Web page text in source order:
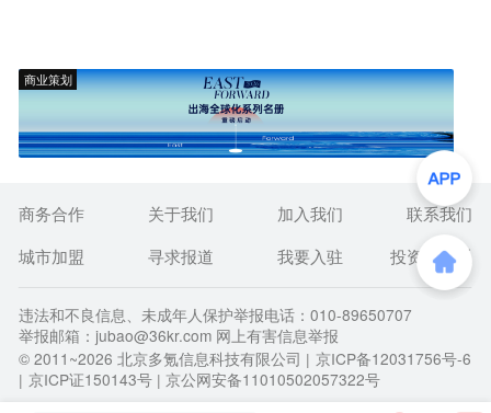
商业策划
商务合作 关于我们 加入我们
联系我们
城市加盟
寻求报道 我要入驻 投资者关系
违法和不良信息、未成年人保护举报电话：010-89650707
举报邮箱：jubao@36kr.com 网上有害信息举报
© 2011~2026 北京多氪信息科技有限公司 | 京ICP备12031756号-6
| 京ICP证150143号 | 京公网安备11010502057322号